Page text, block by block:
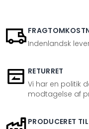
Indenlandsk
RETURRET
Vi har en politik
modtagelse af
PRODUCERET